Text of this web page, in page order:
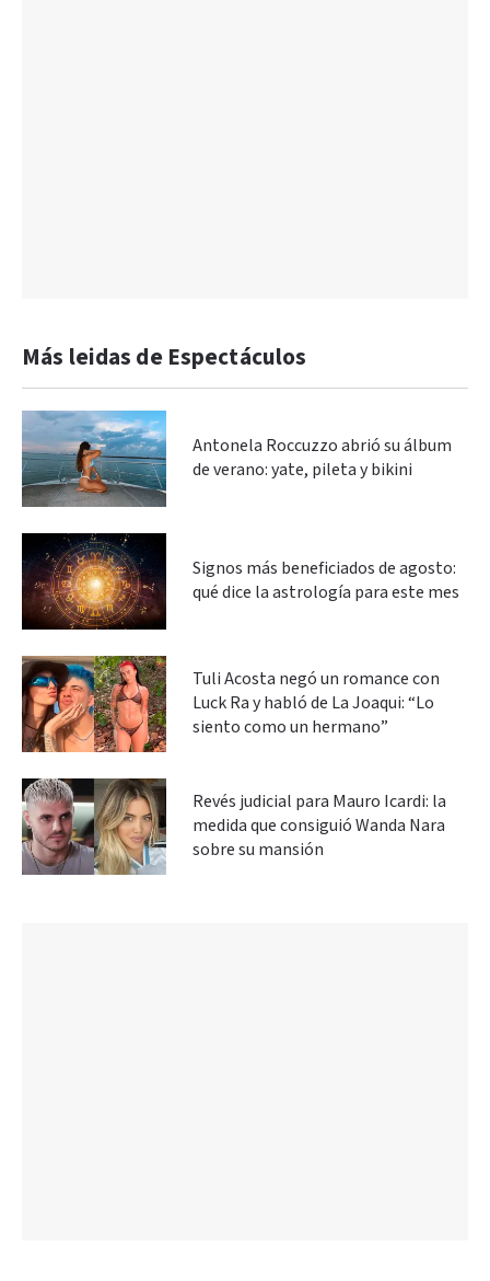
Más leidas de Espectáculos
Antonela Roccuzzo abrió su álbum
de verano: yate, pileta y bikini
Signos más beneficiados de agosto:
qué dice la astrología para este mes
Tuli Acosta negó un romance con
Luck Ra y habló de La Joaqui: “Lo
siento como un hermano”
Revés judicial para Mauro Icardi: la
medida que consiguió Wanda Nara
sobre su mansión